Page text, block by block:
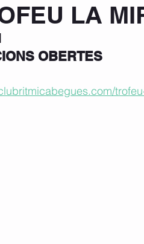
LA
OBERTES